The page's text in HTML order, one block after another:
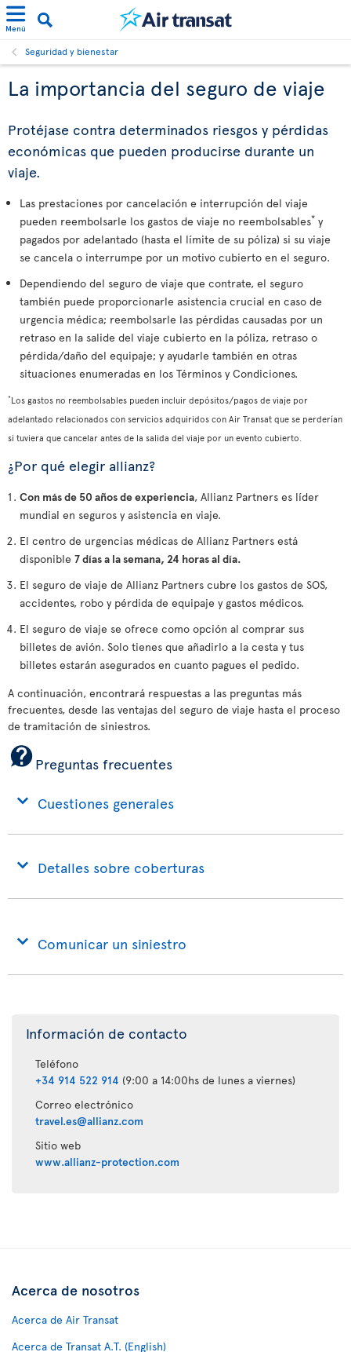
Menú
Seguridad y bienestar
La importancia del seguro de viaje
Protéjase contra determinados riesgos y pérdidas
económicas que pueden producirse durante un
viaje.
Las prestaciones por cancelación e interrupción del viaje
pueden reembolsarle los gastos de viaje no reembolsables* y
pagados por adelantado (hasta el límite de su póliza) si su viaje
se cancela o interrumpe por un motivo cubierto en el seguro.
Dependiendo del seguro de viaje que contrate, el seguro
también puede proporcionarle asistencia crucial en caso de
urgencia médica; reembolsarle las pérdidas causadas por un
retraso en la salide del viaje cubierto en la póliza, retraso o
pérdida/daño del equipaje; y ayudarle también en otras
situaciones enumeradas en los Términos y Condiciones.
*Los gastos no reembolsables pueden incluir depósitos/pagos de viaje por
adelantado relacionados con servicios adquiridos con Air Transat que se perderían
si tuviera que cancelar antes de la salida del viaje por un evento cubierto.
¿Por qué elegir allianz?
Con más de 50 años de experiencia, Allianz Partners es líder
mundial en seguros y asistencia en viaje.
El centro de urgencias médicas de Allianz Partners está
disponible 7 días a la semana, 24 horas al día.
El seguro de viaje de Allianz Partners cubre los gastos de SOS,
accidentes, robo y pérdida de equipaje y gastos médicos.
El seguro de viaje se ofrece como opción al comprar sus
billetes de avión. Solo tienes que añadirlo a la cesta y tus
billetes estarán asegurados en cuanto pagues el pedido.
A continuación, encontrará respuestas a las preguntas más
frecuentes, desde las ventajas del seguro de viaje hasta el proceso
de tramitación de siniestros.
Preguntas frecuentes
Cuestiones generales
Detalles sobre coberturas
Comunicar un siniestro
Información de contacto
Teléfono
+34 914 522 914 (9:00 a 14:00hs de lunes a viernes)
Correo electrónico
travel.es@allianz.com
Sitio web
www.allianz-protection.com
Acerca de nosotros
Acerca de Air Transat
Acerca de Transat A.T. (English)